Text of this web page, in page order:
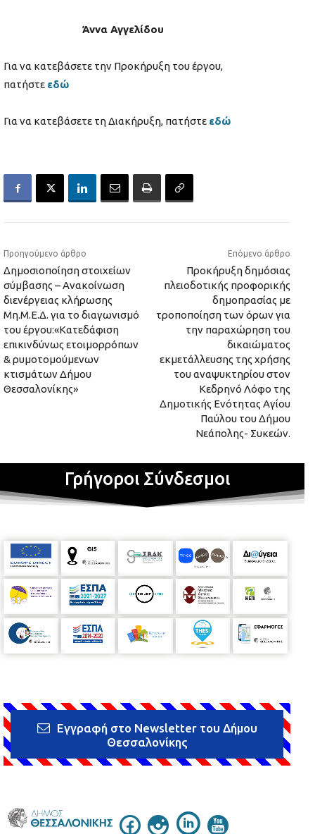
Άννα Αγγελίδου
Για να κατεβάσετε την Προκήρυξη του έργου,
πατήστε εδώ
Για να κατεβάσετε τη Διακήρυξη, πατήστε εδώ
Προηγούμενο άρθρο
Δημοσιοποίηση στοιχείων
σύμβασης – Ανακοίνωση
διενέργειας κλήρωσης
Μη.Μ.Ε.Δ. για το διαγωνισμό
του έργου:«Κατεδάφιση
επικινδύνως ετοιμορρόπων
& ρυμοτομούμενων
κτισμάτων Δήμου
Θεσσαλονίκης»
Επόμενο άρθρο
Προκήρυξη δημόσιας
πλειοδοτικής προφορικής
δημοπρασίας με
τροποποίηση των όρων για
την παραχώρηση του
δικαιώματος
εκμετάλλευσης της χρήσης
του αναψυκτηρίου στον
Κεδρηνό Λόφο της
Δημοτικής Ενότητας Αγίου
Παύλου του Δήμου
Νεάπολης- Συκεών.
Γρήγοροι Σύνδεσμοι
Εγγραφή στο Newsletter του Δήμου
Θεσσαλονίκης